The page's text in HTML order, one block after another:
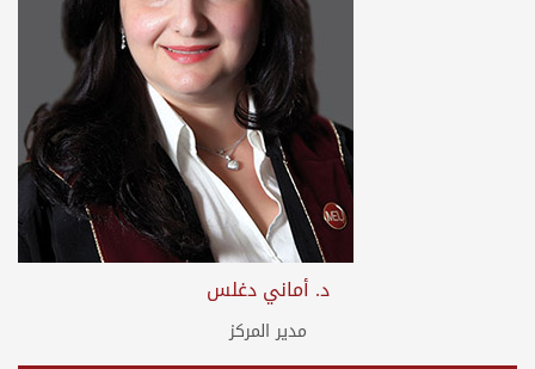
د. أماني دغلس
مدير المركز